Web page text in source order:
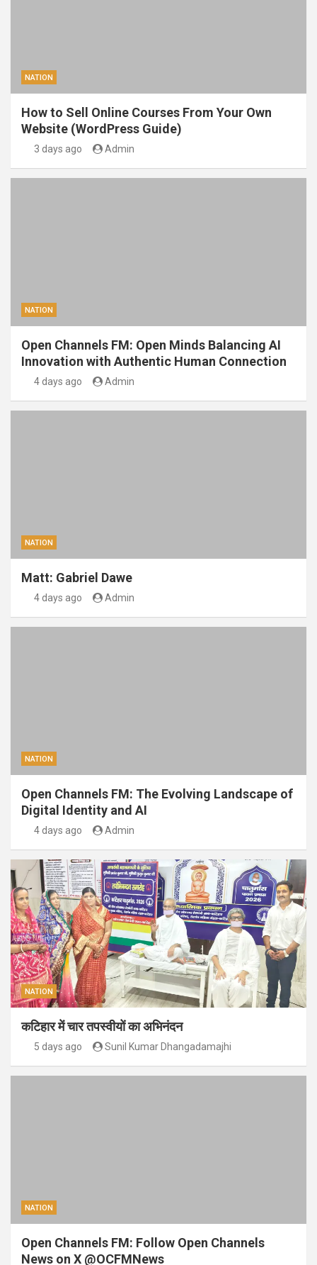
NATION
How to Sell Online Courses From Your Own
Website (WordPress Guide)
3 days ago Admin
NATION
Open Channels FM: Open Minds Balancing AI
Innovation with Authentic Human Connection
4 days ago Admin
NATION
Matt: Gabriel Dawe
4 days ago Admin
NATION
Open Channels FM: The Evolving Landscape of
Digital Identity and AI
4 days ago Admin
NATION
कटिहार में चार तपस्वीयों का अभिनंदन
5 days ago Sunil Kumar Dhangadamajhi
NATION
Open Channels FM: Follow Open Channels
News on X @OCFMNews